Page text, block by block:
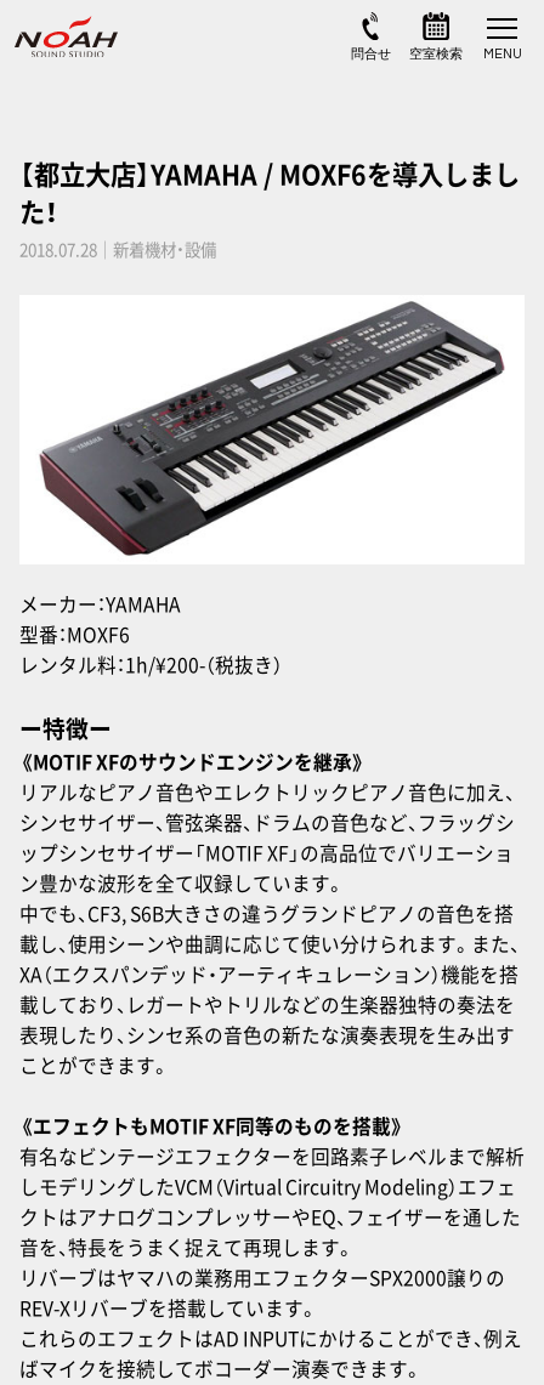
【都立大店】YAMAHA / MOXF6を導入しまし
た！
2018.07.28｜新着機材・設備
メーカー：YAMAHA
型番：MOXF6
レンタル料：1h/¥200-（税抜き）
ー特徴ー
《MOTIF XFのサウンドエンジンを継承》
リアルなピアノ音色やエレクトリックピアノ音色に加え、
シンセサイザー、管弦楽器、ドラムの音色など、フラッグシ
ップシンセサイザー「MOTIF XF」の高品位でバリエーショ
ン豊かな波形を全て収録しています。
中でも、CF3, S6B大きさの違うグランドピアノの音色を搭
載し、使用シーンや曲調に応じて使い分けられます。また、
XA（エクスパンデッド・アーティキュレーション）機能を搭
載しており、レガートやトリルなどの生楽器独特の奏法を
表現したり、シンセ系の音色の新たな演奏表現を生み出す
ことができます。
《エフェクトもMOTIF XF同等のものを搭載》
有名なビンテージエフェクターを回路素子レベルまで解析
しモデリングしたVCM（Virtual Circuitry Modeling）エフェ
クトはアナログコンプレッサーやEQ、フェイザーを通した
音を、特長をうまく捉えて再現します。
リバーブはヤマハの業務用エフェクターSPX2000譲りの
REV-Xリバーブを搭載しています。
これらのエフェクトはAD INPUTにかけることができ、例え
ばマイクを接続してボコーダー演奏できます。